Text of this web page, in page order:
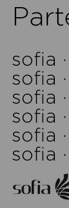
sofia ·
sofia ·
sofia ·
sofia ·
sofia ·
sofia ·